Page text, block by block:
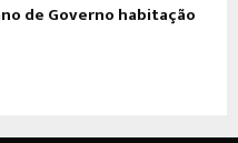
de Governo habitação